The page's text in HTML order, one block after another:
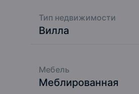
Тип недвижимости
Вилла
Мебель
Меблированная